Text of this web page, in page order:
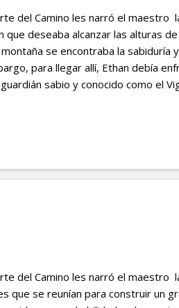
del Camino les narró el maestro
que deseaba alcanzar las alturas
montaña se encontraba la
para llegar allí, Ethan debía
sabio y conocido como el
no todos los recuerdos eran
a superar este desafío, Ethan
Uno a uno, examinó sus
del Camino les narró el maestro
que se reunían para construir un